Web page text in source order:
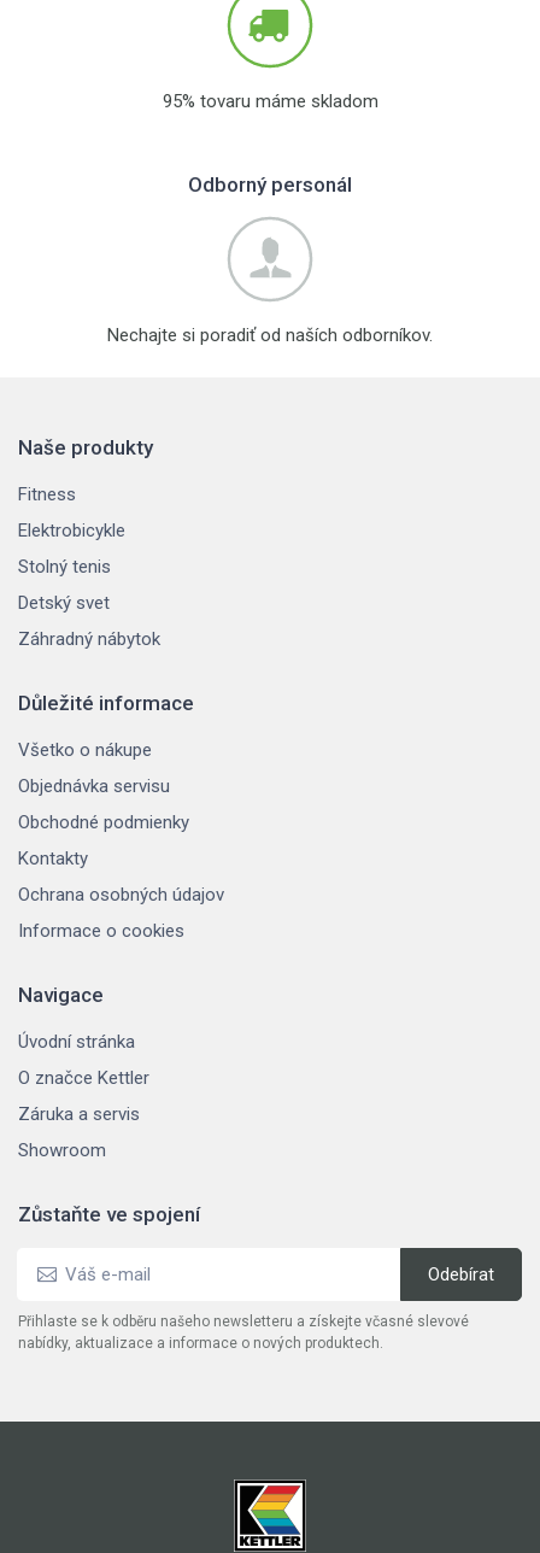
95% tovaru máme skladom
Odborný personál
Nechajte si poradiť od naších odborníkov.
Naše produkty
Fitness
Elektrobicykle
Stolný tenis
Detský svet
Záhradný nábytok
Důležité informace
Všetko o nákupe
Objednávka servisu
Obchodné podmienky
Kontakty
Ochrana osobných údajov
Informace o cookies
Navigace
Úvodní stránka
O značce Kettler
Záruka a servis
Showroom
Zůstaňte ve spojení
Přihlaste se k odběru našeho newsletteru a získejte včasné slevové
nabídky, aktualizace a informace o nových produktech.